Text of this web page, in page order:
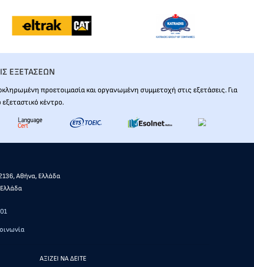
ΕΞΕΤΑΣΕΩΝ
προετοιμασία και οργανωμένη συμμετοχή στις εξετάσεις. Για
κέντρο.
Αθήνα, Ελλάδα
AΞΙΖΕΙ ΝΑ ΔΕΙΤΕ